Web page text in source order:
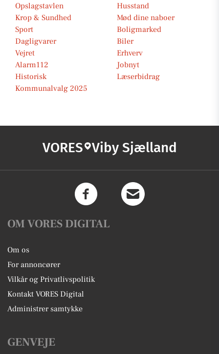
Opslagstavlen
Husstand
Krop & Sundhed
Mød dine naboer
Sport
Boligmarked
Dagligvarer
Biler
Vejret
Erhverv
Alarm112
Jobnyt
Historisk
Læserbidrag
Kommunalvalg 2025
VORES Viby Sjælland
OM VORES DIGITAL
Om os
For annoncører
Vilkår og Privatlivspolitik
Kontakt VORES Digital
Administrer samtykke
GENVEJE